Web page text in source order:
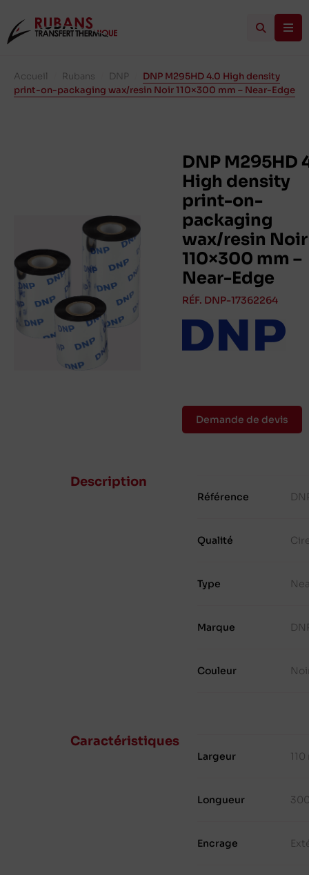
Accueil Rubans DNP
DNP M295HD 4.0 High density
print-on-packaging wax/resin Noir 110×300 mm – Near-Edge
DNP M295HD
High density
print-on-
packaging
wax/resin Noir
110×300 mm –
Near-Edge
RÉF. DNP-17362264
Demande de devis
Description
Référence
Qualité
Type
Marque
Couleur
Caractéristiques
Largeur
Longueur
Encrage